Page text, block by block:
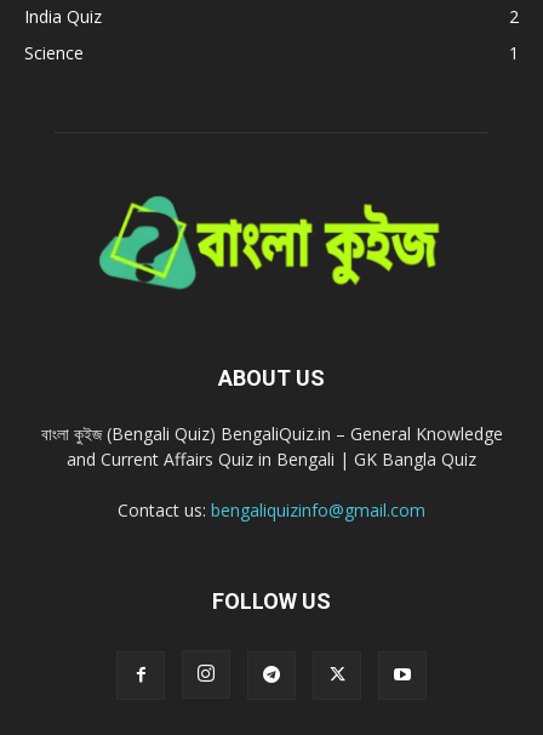
India Quiz
2
Science
1
ABOUT US
বাংলা কুইজ (Bengali Quiz) BengaliQuiz.in – General Knowledge
and Current Affairs Quiz in Bengali | GK Bangla Quiz
Contact us: bengaliquizinfo@gmail.com
FOLLOW US